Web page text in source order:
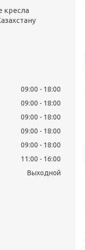
кресла
09:00
18:00
09:00
18:00
09:00
18:00
09:00
18:00
09:00
18:00
11:00
16:00
Выходной